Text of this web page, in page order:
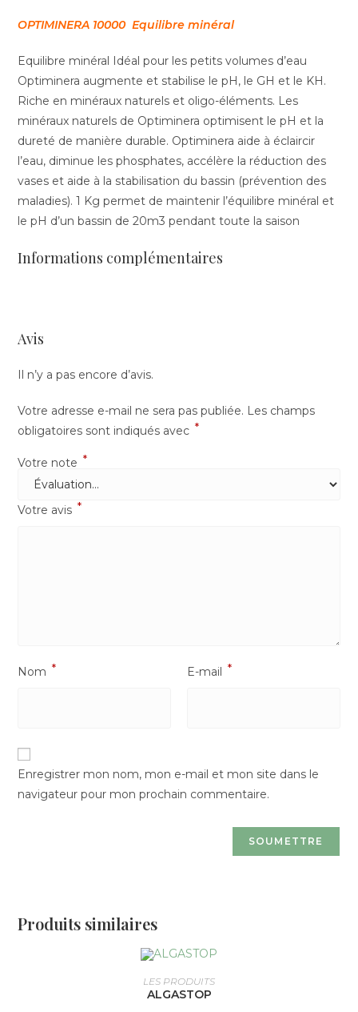
OPTIMINERA 10000 Equilibre minéral
Equilibre minéral Idéal pour les petits volumes d’eau
Optiminera augmente et stabilise le pH, le GH et le KH.
Riche en minéraux naturels et oligo-éléments. Les
minéraux naturels de Optiminera optimisent le pH et la
dureté de manière durable. Optiminera aide à éclaircir
l’eau, diminue les phosphates, accélère la réduction des
vases et aide à la stabilisation du bassin (prévention des
maladies). 1 Kg permet de maintenir l’équilibre minéral et
le pH d’un bassin de 20m3 pendant toute la saison
Informations complémentaires
Avis
Il n’y a pas encore d’avis.
Votre adresse e-mail ne sera pas publiée. Les champs
obligatoires sont indiqués avec *
Votre note *
Votre avis *
Nom * E-mail *
Enregistrer mon nom, mon e-mail et mon site dans le
navigateur pour mon prochain commentaire.
Produits similaires
CHOIX DES OPTIONS
LES PRODUITS
ALGASTOP